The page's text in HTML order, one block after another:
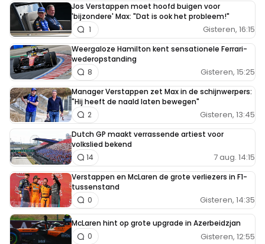
Jos Verstappen moet hoofd buigen voor
'bijzondere' Max: "Dat is ook het probleem!"
Gisteren, 16:15
1
Weergaloze Hamilton kent sensationele Ferrari-
wederopstanding
Gisteren, 15:25
8
Manager Verstappen zet Max in de schijnwerpers:
"Hij heeft de naald laten bewegen"
Gisteren, 13:45
2
Dutch GP maakt verrassende artiest voor
volkslied bekend
7 aug. 14:15
14
Verstappen en McLaren de grote verliezers in F1-
tussenstand
Gisteren, 14:35
0
McLaren hint op grote upgrade in Azerbeidzjan
Gisteren, 12:55
0